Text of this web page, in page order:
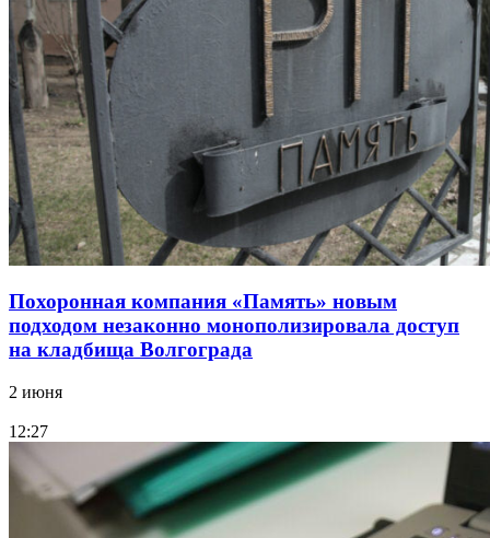
Похоронная компания «Память» новым
подходом незаконно монополизировала доступ
на кладбища Волгограда
2 июня
12:27